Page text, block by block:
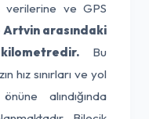
verilerine ve GPS
Artvin arasındaki
Bu
hız sınırları ve yol
alındığında